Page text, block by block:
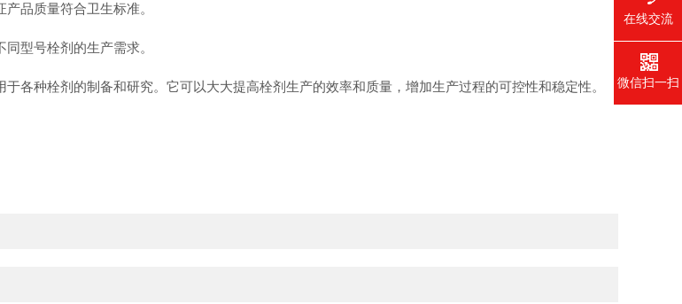
品质量符合卫生标准。
型号栓剂的生产需求。
种栓剂的制备和研究。它可以大大提高栓剂生产的效率和质量，增加生产过程的可控性和稳定性。
在线交流
微信扫一扫